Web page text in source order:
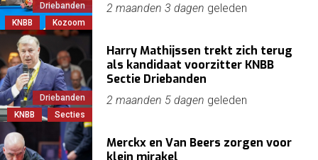
Driebanden
KNBB
Kozoom
2 maanden 3 dagen geleden
Driebanden
KNBB
Secties
Harry Mathijssen trekt zich terug
als kandidaat voorzitter KNBB
Sectie Driebanden
2 maanden 5 dagen geleden
Merckx en Van Beers zorgen voor
klein mirakel